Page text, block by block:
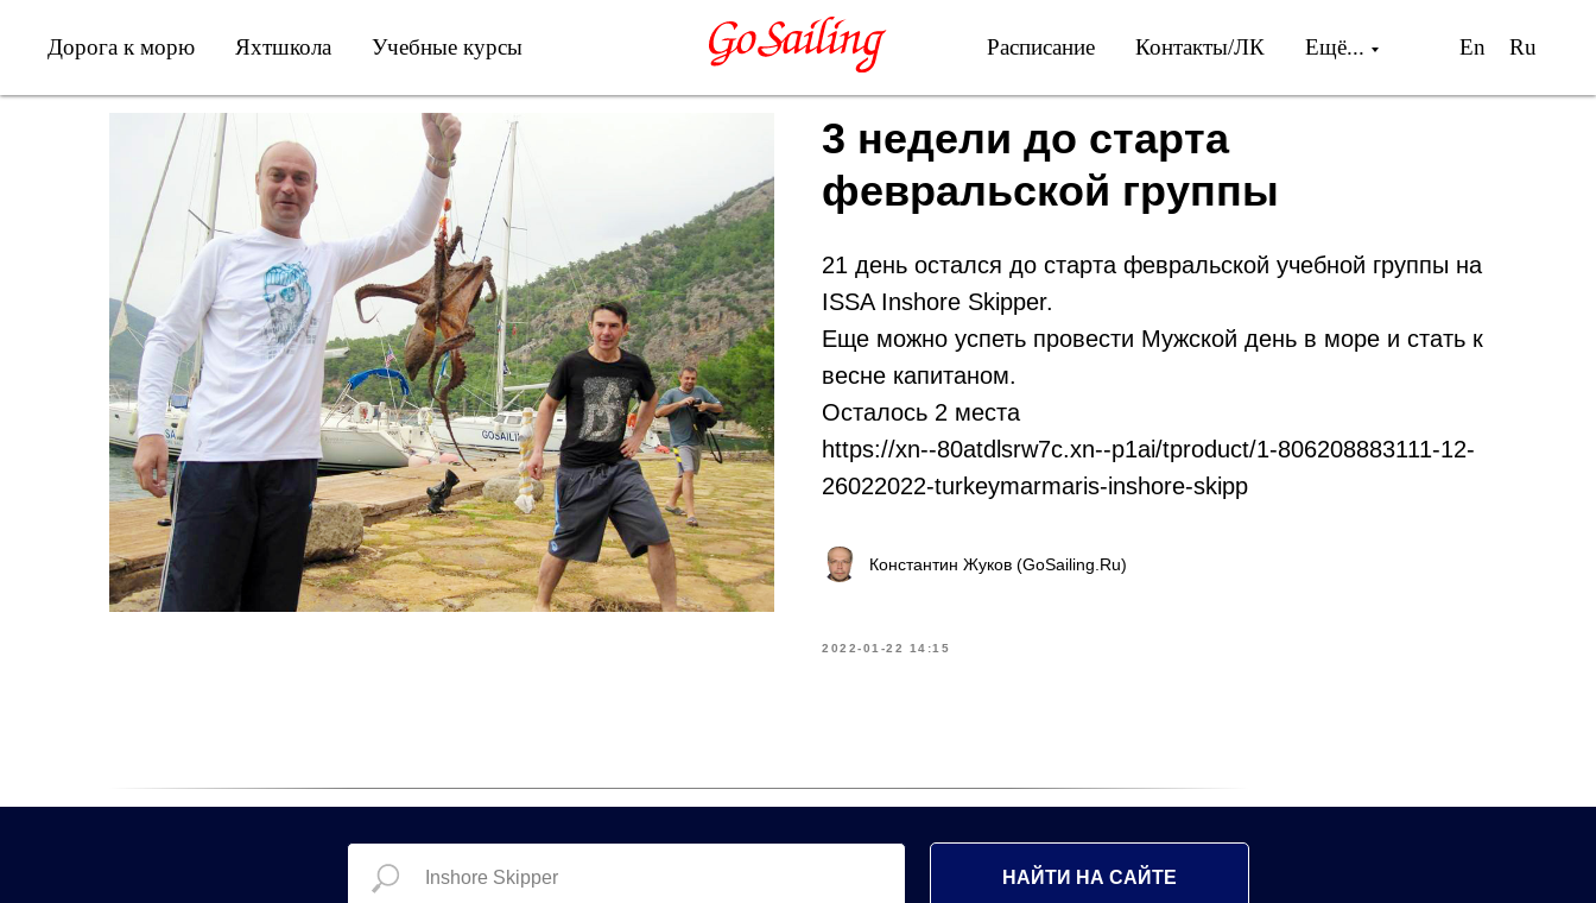
Дорога к морю Яхтшкола Учебные курсы Расписание Контакты/ЛК Ещё... En Ru
3 недели до старта
февральской группы
21 день остался до старта февральской учебной группы на
ISSA Inshore Skipper.
Еще можно успеть провести Мужской день в море и стать к
весне капитаном.
Осталось 2 места
https://xn--80atdlsrw7c.xn--p1ai/tproduct/1-806208883111-12-
26022022-turkeymarmaris-inshore-skipp
Константин Жуков (GoSailing.Ru)
2022-01-22 14:15
НАЙТИ НА САЙТЕ